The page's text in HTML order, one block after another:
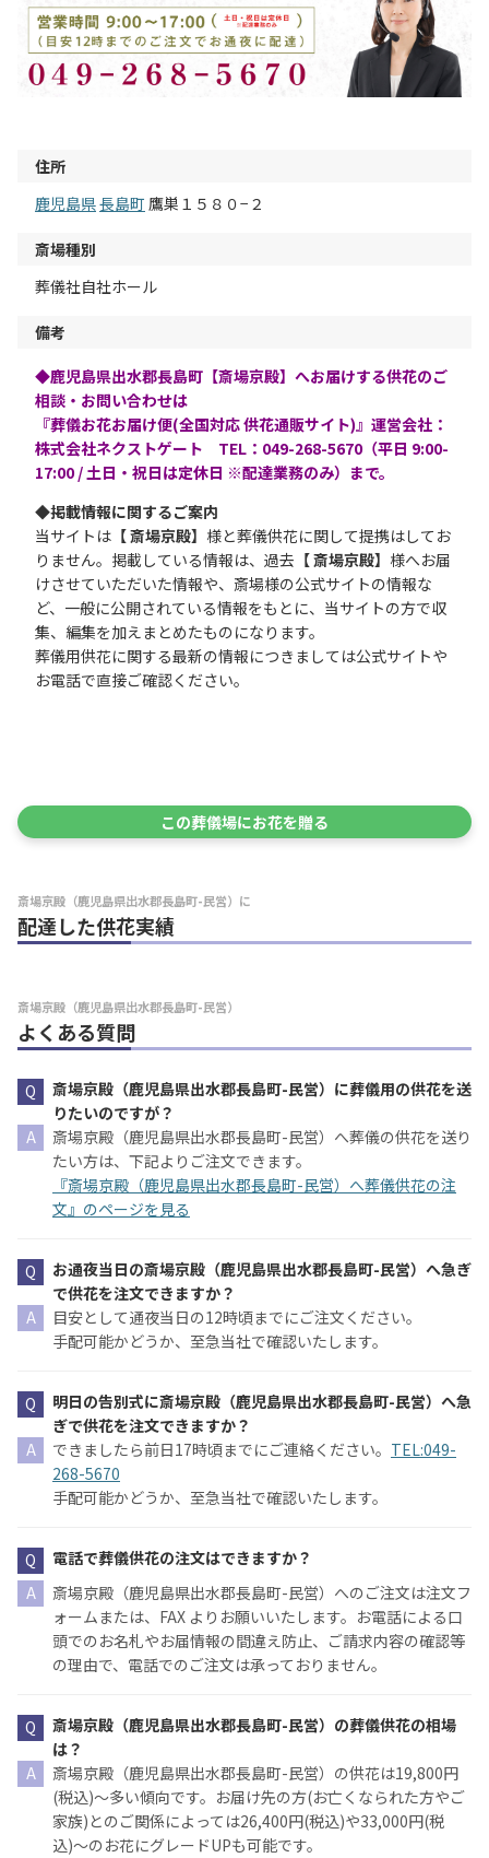
住所
鹿児島県長島町 鷹巣１５８０−２
斎場種別
葬儀社自社ホール
備考
◆鹿児島県出水郡長島町【斎場京殿】へお届けする供花のご
相談・お問い合わせは
『葬儀お花お届け便(全国対応 供花通販サイト)』運営会社：
株式会社ネクストゲート TEL：049-268-5670（平日 9:00-
17:00 / 土日・祝日は定休日 ※配達業務のみ）まで。
◆掲載情報に関するご案内
当サイトは 【 斎場京殿】 様と葬儀供花に関して提携はしてお
りません。掲載している情報は、過去 【 斎場京殿】 様へお届
けさせていただいた情報や、斎場様の公式サイトの情報な
ど、一般に公開されている情報をもとに、当サイトの方で収
集、編集を加えまとめたものになります。
葬儀用供花に関する最新の情報につきましては公式サイトや
お電話で直接ご確認ください。
この葬儀場にお花を贈る
斎場京殿（鹿児島県出水郡長島町-民営）に
配達した供花実績
斎場京殿（鹿児島県出水郡長島町-民営）
よくある質問
斎場京殿（鹿児島県出水郡長島町-民営）に葬儀用の供花を送
りたいのですが？
斎場京殿（鹿児島県出水郡長島町-民営）へ葬儀の供花を送り
たい方は、下記よりご注文できます。
『斎場京殿（鹿児島県出水郡長島町-民営）へ葬儀供花の注
文』のページを見る
お通夜当日の斎場京殿（鹿児島県出水郡長島町-民営）へ急ぎ
で供花を注文できますか？
目安として通夜当日の12時頃までにご注文ください。
手配可能かどうか、至急当社で確認いたします。
明日の告別式に斎場京殿（鹿児島県出水郡長島町-民営）へ急
ぎで供花を注文できますか？
できましたら前日17時頃までにご連絡ください。 TEL:049-
268-5670
手配可能かどうか、至急当社で確認いたします。
電話で葬儀供花の注文はできますか？
斎場京殿（鹿児島県出水郡長島町-民営）へのご注文は注文フ
ォームまたは、FAX よりお願いいたします。お電話による口
頭でのお名札やお届情報の間違え防止、ご請求内容の確認等
の理由で、電話でのご注文は承っておりません。
斎場京殿（鹿児島県出水郡長島町-民営）の葬儀供花の相場
は？
斎場京殿（鹿児島県出水郡長島町-民営）の供花は19,800円
(税込)〜多い傾向です。お届け先の方(お亡くなられた方やご
家族)とのご関係によっては26,400円(税込)や33,000円(税
込)〜のお花にグレードUPも可能です。